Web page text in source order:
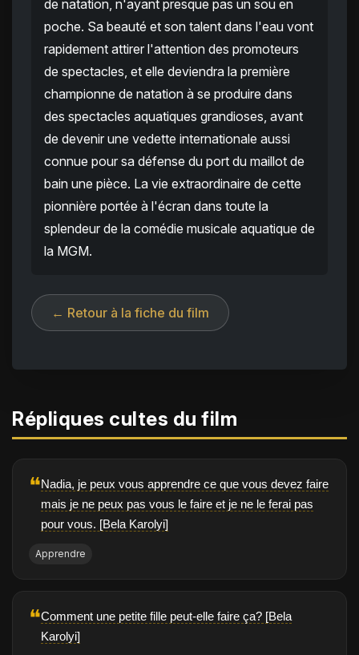
de natation, n'ayant presque pas un sou en
poche. Sa beauté et son talent dans l'eau vont
rapidement attirer l'attention des promoteurs
de spectacles, et elle deviendra la première
championne de natation à se produire dans
des spectacles aquatiques grandioses, avant
de devenir une vedette internationale aussi
connue pour sa défense du port du maillot de
bain une pièce. La vie extraordinaire de cette
pionnière portée à l'écran dans toute la
splendeur de la comédie musicale aquatique de
la MGM.
← Retour à la fiche du film
Répliques cultes du film
❝Nadia, je peux vous apprendre ce que vous devez faire
mais je ne peux pas vous le faire et je ne le ferai pas
pour vous. [Bela Karolyi]
Apprendre
❝Comment une petite fille peut-elle faire ça? [Bela
Karolyi]